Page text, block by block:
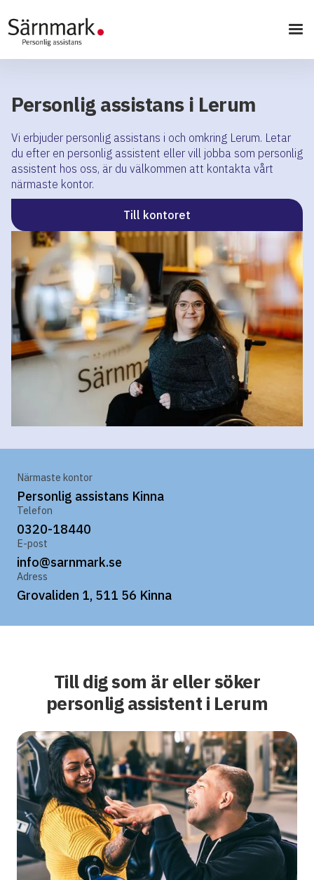
Personlig assistans i Lerum
Vi erbjuder personlig assistans i och omkring Lerum. Letar
du efter en personlig assistent eller vill jobba som personlig
assistent hos oss, är du välkommen att kontakta vårt
närmaste kontor.
Till kontoret
Närmaste kontor
Personlig assistans Kinna
Telefon
0320-18440
E-post
info@sarnmark.se
Adress
Grovaliden 1, 511 56 Kinna
Till dig som är eller söker
personlig assistent i Lerum